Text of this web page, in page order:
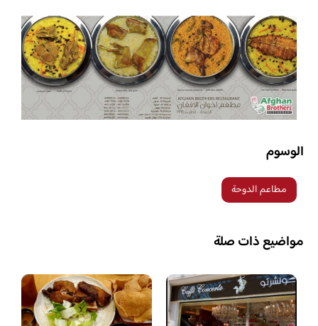
الوسوم
مطاعم الدوحة
مواضيع ذات صلة